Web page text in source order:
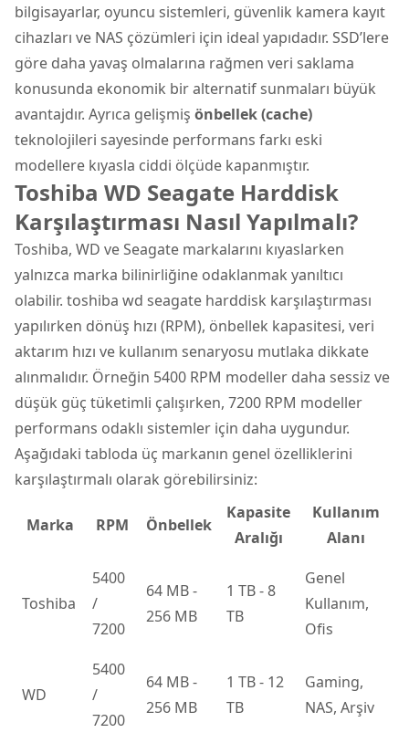
bilgisayarlar, oyuncu sistemleri, güvenlik kamera kayıt
cihazları ve NAS çözümleri için ideal yapıdadır. SSD’lere
göre daha yavaş olmalarına rağmen veri saklama
konusunda ekonomik bir alternatif sunmaları büyük
avantajdır. Ayrıca gelişmiş önbellek (cache)
teknolojileri sayesinde performans farkı eski
modellere kıyasla ciddi ölçüde kapanmıştır.
Toshiba WD Seagate Harddisk
Karşılaştırması Nasıl Yapılmalı?
Toshiba, WD ve Seagate markalarını kıyaslarken
yalnızca marka bilinirliğine odaklanmak yanıltıcı
olabilir. toshiba wd seagate harddisk karşılaştırması
yapılırken dönüş hızı (RPM), önbellek kapasitesi, veri
aktarım hızı ve kullanım senaryosu mutlaka dikkate
alınmalıdır. Örneğin 5400 RPM modeller daha sessiz ve
düşük güç tüketimli çalışırken, 7200 RPM modeller
performans odaklı sistemler için daha uygundur.
Aşağıdaki tabloda üç markanın genel özelliklerini
karşılaştırmalı olarak görebilirsiniz:
Marka RPM Önbellek
Kapasite
Aralığı
Kullanım
Alanı
Toshiba
5400
/
7200
64 MB -
256 MB
1 TB - 8
TB
Genel
Kullanım,
Ofis
WD
5400
/
7200
64 MB -
256 MB
1 TB - 12
TB
Gaming,
NAS, Arşiv